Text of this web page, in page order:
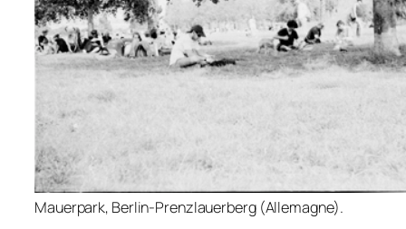
Mauerpark, Berlin-Prenzlauerberg (Allemagne).